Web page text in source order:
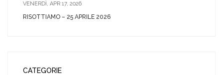
VENERDÌ, APR 17, 2026
RISOTTIAMO – 25 APRILE 2026
CATEGORIE